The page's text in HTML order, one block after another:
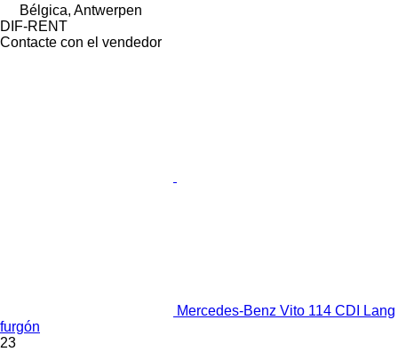
Bélgica, Antwerpen
DIF-RENT
Contacte con el vendedor
Mercedes-Benz Vito 114 CDI Lang
furgón
23